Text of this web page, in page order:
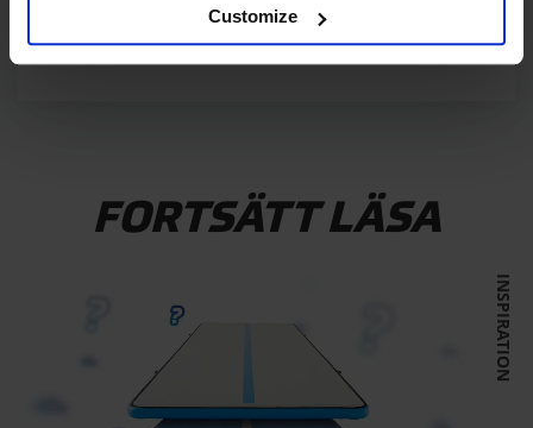
Customize
Vi sänder dig månatliga nyhetsbrev med tips och
FORTSÄTT LÄSA
INSPIRATION